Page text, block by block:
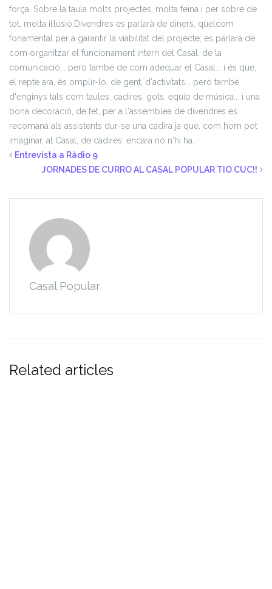
força. Sobre la taula molts projectes, molta feina i per sobre de
tot, molta il·lusió. Divendres es parlarà de diners, quelcom
fonamental per a garantir la viabilitat del projecte; es parlarà de
com organitzar el funcionament intern del Casal, de la
comunicació... però també de com adequar el Casal... i és que,
el repte ara, és omplir-lo, de gent, d'activitats... però també
d'enginys tals com taules, cadires, gots, equip de música... i una
bona decoració, de fet, per a l'assemblea de divendres es
recomana als assistents dur-se una cadira ja que, com hom pot
imaginar, al Casal, de cadires, encara no n'hi ha.
Entrevista a Ràdio 9
JORNADES DE CURRO AL CASAL POPULAR TIO CUC!!
Casal Popular
Related articles